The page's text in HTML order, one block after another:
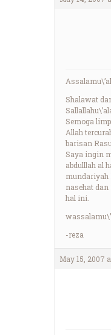
Shalawat
Semoga
Allah
barisan
Saya ingin
abdulllah al
mundariyah
nasehat
hal ini.
-reza
May 15, 2007